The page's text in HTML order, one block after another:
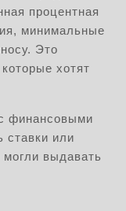
процентная
минимальные
Это
хотят
финансовыми
ставки или
выдавать